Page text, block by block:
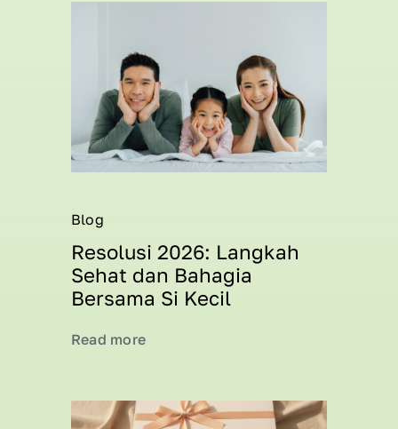
Blog
Resolusi 2026: Langkah
Sehat dan Bahagia
Bersama Si Kecil
Read more